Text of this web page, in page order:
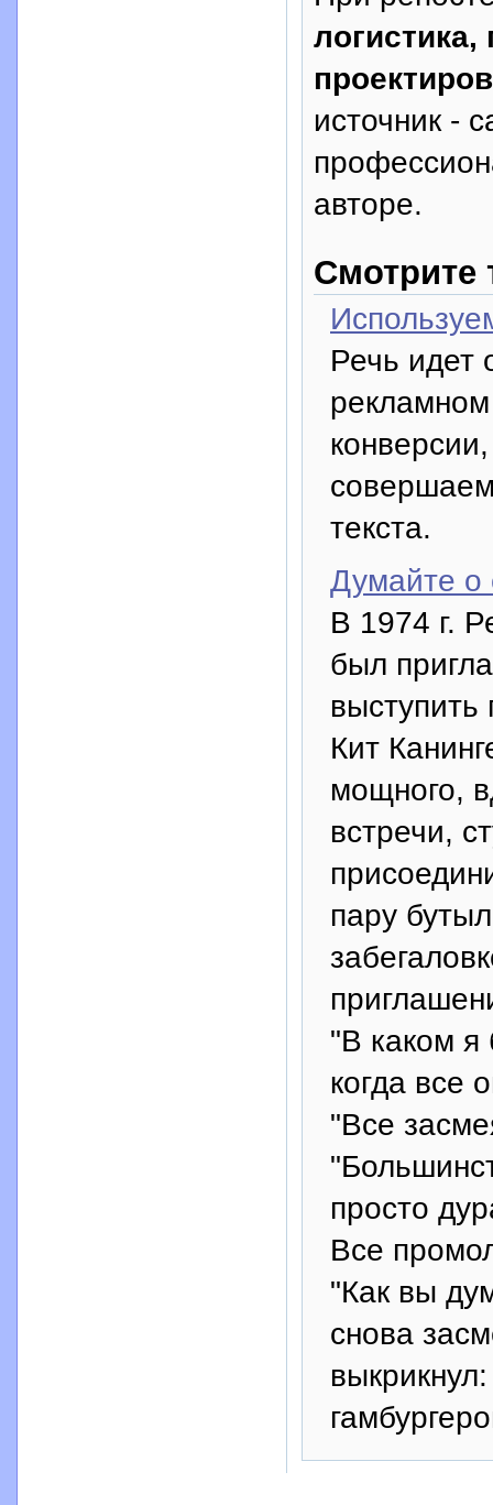
логистика,
источник -
авторе.
Смотрите
Речь идет
рекламном
текста.
Думайте о
В 1974 г.
был
Кит
мощного,
встречи,
пару
"В каком я
когда все
"Все
просто
Все
"Как вы
снова